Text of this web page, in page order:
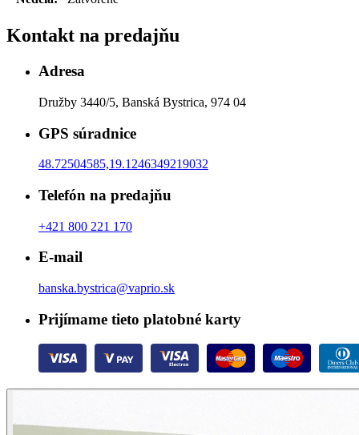
Kontakt na predajňu
Adresa
Družby 3440/5, Banská Bystrica, 974 04
GPS súradnice
48.72504585,19.1246349219032
Telefón na predajňu
+421 800 221 170
E-mail
banska.bystrica@vaprio.sk
Prijímame tieto platobné karty